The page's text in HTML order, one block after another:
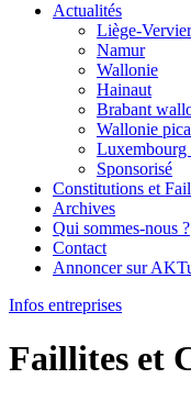
Actualités
Liège-
Namur
Wallonie
Hainaut
Brabant
Wallonie
Luxembourg
Sponsorisé
Constitutions et
Archives
Qui sommes-nous ?
Contact
Annoncer sur
Infos entreprises
Faillites et